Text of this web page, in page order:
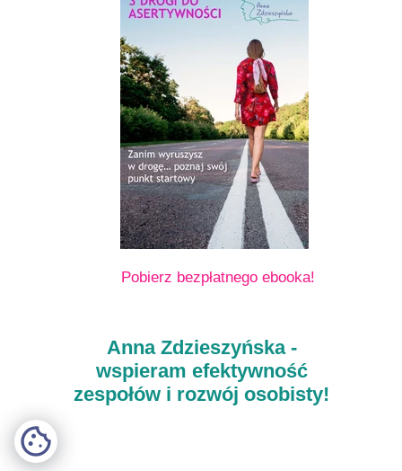
Pobierz bezpłatnego ebooka!
Anna Zdzieszyńska -
wspieram efektywność
zespołów i rozwój osobisty!